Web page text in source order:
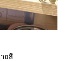
ยสี